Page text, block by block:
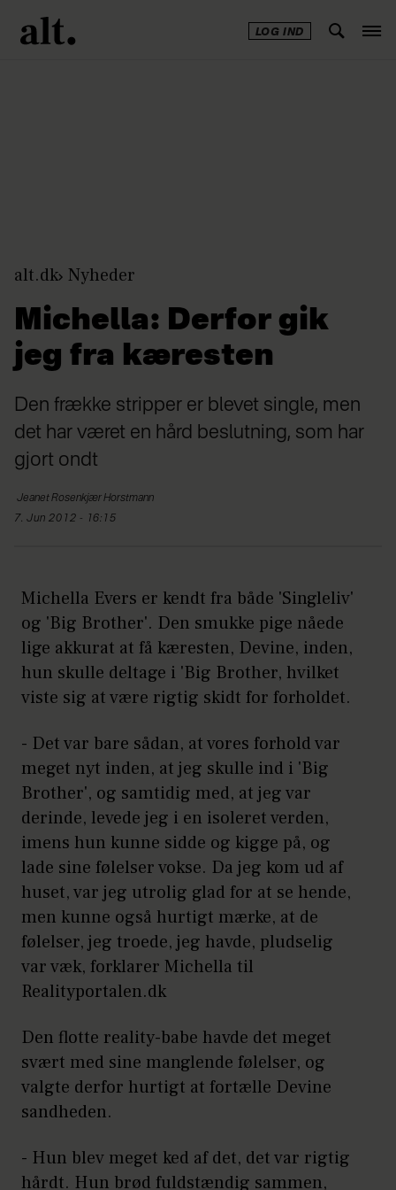
LOG IND
alt.dk Nyheder
Michella: Derfor gik
jeg fra kæresten
Den frække stripper er blevet single, men
det har været en hård beslutning, som har
gjort ondt
JeanetRosenkjær Horstmann
7. Jun 2012 - 16:15
Michella Evers er kendt fra både 'Singleliv'
og 'Big Brother'. Den smukke pige nåede
lige akkurat at få kæresten, Devine, inden,
hun skulle deltage i 'Big Brother, hvilket
viste sig at være rigtig skidt for forholdet.
- Det var bare sådan, at vores forhold var
meget nyt inden, at jeg skulle ind i 'Big
Brother', og samtidig med, at jeg var
derinde, levede jeg i en isoleret verden,
imens hun kunne sidde og kigge på, og
lade sine følelser vokse. Da jeg kom ud af
huset, var jeg utrolig glad for at se hende,
men kunne også hurtigt mærke, at de
følelser, jeg troede, jeg havde, pludselig
var væk, forklarer Michella til
Realityportalen.dk
Den flotte reality-babe havde det meget
svært med sine manglende følelser, og
valgte derfor hurtigt at fortælle Devine
sandheden.
- Hun blev meget ked af det, det var rigtig
hårdt. Hun brød fuldstændig sammen,